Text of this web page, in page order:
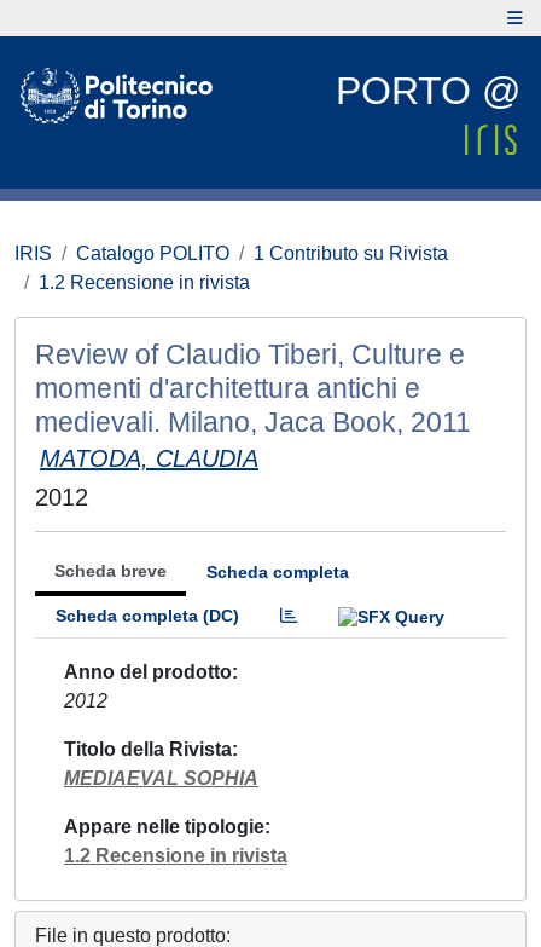
PORTO @
IRIS Catalogo POLITO
1 Contributo su Rivista
1.2 Recensione in rivista
Review of Claudio Tiberi, Culture e
momenti d'architettura antichi e
medievali. Milano, Jaca Book, 2011
MATODA, CLAUDIA
2012
Scheda breve Scheda completa
Scheda completa (DC)
Anno del prodotto
2012
Titolo della Rivista
MEDIAEVAL SOPHIA
Appare nelle tipologie
1.2 Recensione in rivista
File in questo prodotto: